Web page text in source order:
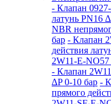
- Клапан
латунь PN16
NBR
бар - Клапан
действия
2W11-E-NO57
- Клапан
∆P 0-10 бар -
прямого